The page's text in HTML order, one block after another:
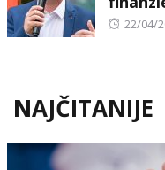
Posted
22/04/
NAJČITANIJE